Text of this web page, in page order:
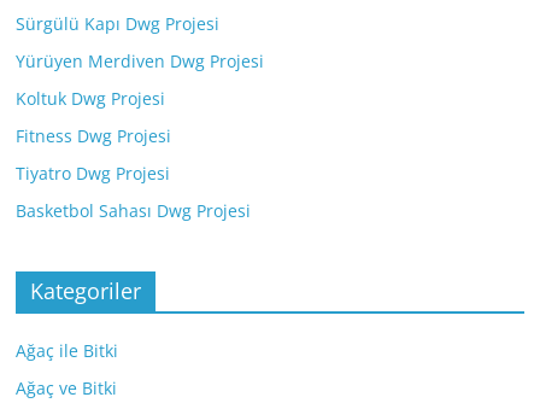
Sürgülü Kapı Dwg Projesi
Yürüyen Merdiven Dwg Projesi
Koltuk Dwg Projesi
Fitness Dwg Projesi
Tiyatro Dwg Projesi
Basketbol Sahası Dwg Projesi
Kategoriler
Ağaç ile Bitki
Ağaç ve Bitki